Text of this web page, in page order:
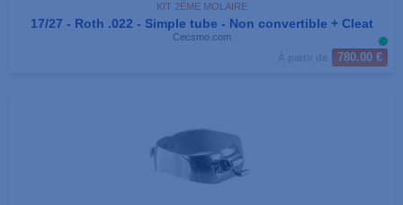
KIT 2ÈME MOLAIRE
17/27 - Roth .022 - Simple tube - Non convertible + Cleat
Cecsmo.com
780.00 €